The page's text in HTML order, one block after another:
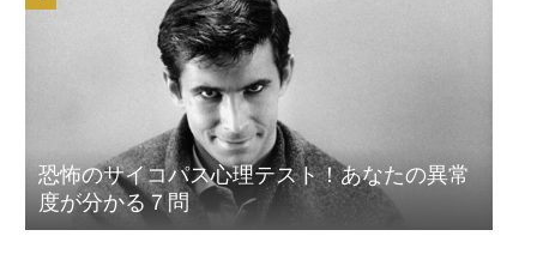
恐怖のサイコパス心理テスト！あなたの異常
度が分かる７問